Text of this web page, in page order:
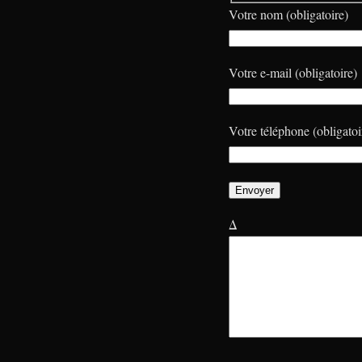
Votre nom (obligatoire)
Votre e-mail (obligatoire)
Votre téléphone
Δ